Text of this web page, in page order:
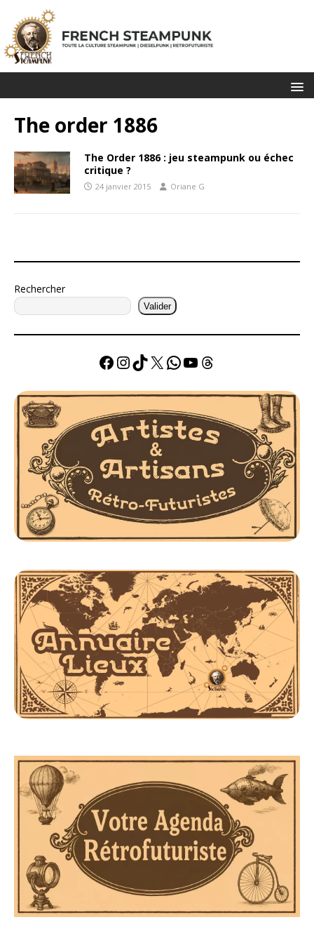
The order 1886
The Order 1886 : jeu steampunk ou échec
critique ?
24 janvier 2015 Oriane G
Rechercher
Valider